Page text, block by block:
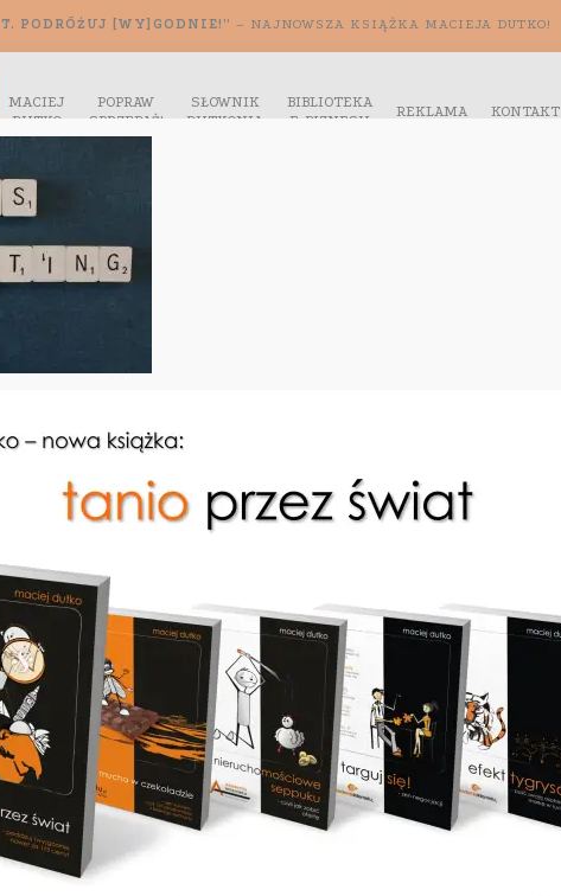
PODRÓŻUJ [WY]GODNIE!” – NAJNOWSZA KSIĄŻKA MACIEJA DUTKO!
MACIEJ
DUTKO
POPRAW
SPRZEDAŻ!
SŁOWNIK
DUTKONIA
BIBLIOTEKA
E-BIZNESU
REKLAMA KONTAKT
czytania
PINTEREST WYKOP